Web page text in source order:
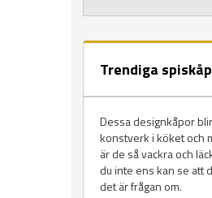
Trendiga
Dessa designkåpor
konstverk i köket och
är de så vackra och
du inte ens kan se att
det är frågan om.